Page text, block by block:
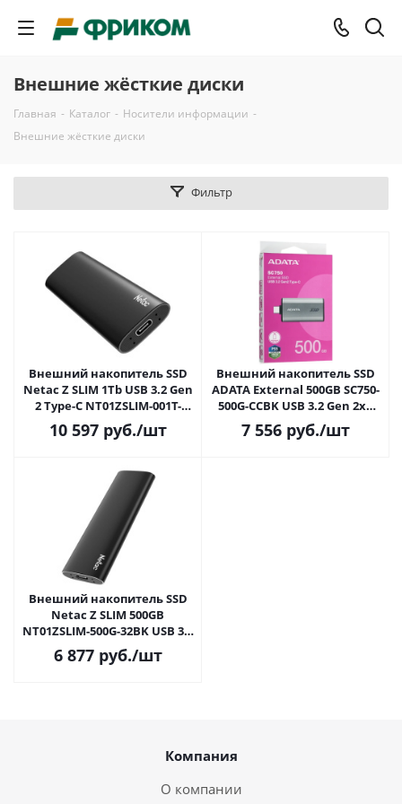
Внешние жёсткие диски
Главная - Каталог - Носители информации -
Внешние жёсткие диски
Фильтр
Внешний накопитель SSD
Netac Z SLIM 1Tb USB 3.2 Gen
2 Type-C NT01ZSLIM-001T-
32BK Black
10 597руб./шт
Внешний накопитель SSD
ADATA External 500GB SC750-
500G-CCBK USB 3.2 Gen 2x2
Type-C R1050/W1000MB/s 3D
NAND gray
7 556руб./шт
Внешний накопитель SSD
Netac Z SLIM 500GB
NT01ZSLIM-500G-32BK USB 3.2
Gen 2 Type-C
6 877руб./шт
Компания
О компании